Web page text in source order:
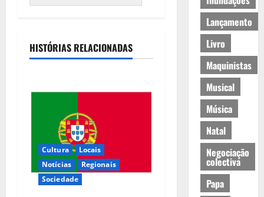
HISTÓRIAS RELACIONADAS
Cultura
Locais
Notícias
Regionais
Sociedade
Lançamento
Livro
Maquinistas
Musical
Música
Natal
Negociação
colectiva
Papa